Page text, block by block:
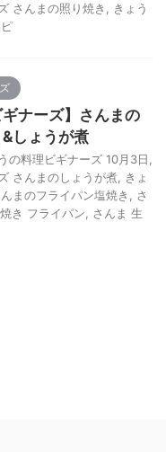
さんまの照り焼き
きょう
ギナーズ】さんまの
しょうが煮
の料理ビギナーズ 10月3日
さんまのしょうが煮
きょ
まのフライパン塩焼き
さ
き フライパン
さんま 生